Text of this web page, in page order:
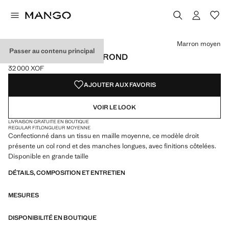
Passer au contenu principal
PULL EN MAILLE À COL ROND
Prix actuel [32 000 XOF ]
32 000 XOF
Choisissez une couleur
Couleur Bleu marine foncé
Couleur Marron moyen sélectionnée
Marron moyen
AJOUTER AUX FAVORIS
VOIR LE LOOK
LIVRAISON GRATUITE EN BOUTIQUE
REGULAR FITLONGUEUR MOYENNE
Confectionné dans un tissu en maille moyenne, ce modèle droit
présente un col rond et des manches longues, avec finitions côtelées.
Disponible en grande taille
DÉTAILS, COMPOSITION ET ENTRETIEN
MESURES
DISPONIBILITÉ EN BOUTIQUE